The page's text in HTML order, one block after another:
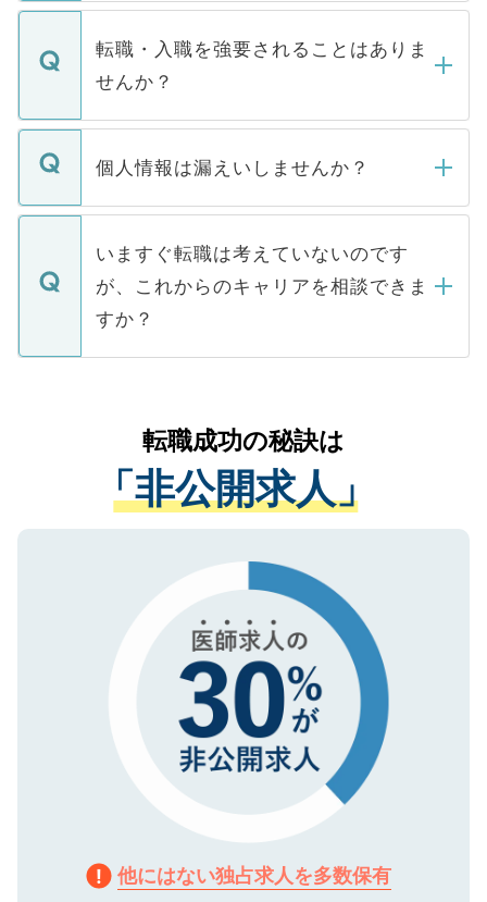
ます。通常、5営業日以内にはご連絡をせて
いただきますので、しばらくお待ちくださ
マイナビDOCTORで取り扱っている求人の
うち約3割は、Webサイトからご覧いただ
けない「非公開求人」です。非公開求人は
下記の理由によって、一般には公開してい
ません。
■応募殺到を避けるため 人気のある医療機
関を公にしてしまうと、応募が殺到する場
に、医療機関が求める条件に合った人材の
みを人材紹介会社に依頼するケースが増え
ています。
転職・入職を強要されることはありま
せんか？
転職・入職を強要することは一切ありませ
ん。また、仮に応募先から内定をいただい
定を承諾する必要はありません。内定先へ
の辞退の連絡はキャリアパートナーが行い
個人情報は漏えいしませんか？
個人情報が漏えいすることはありませんの
で、ご安心ください。当サイトからの登録
などで収集したご登録者様の個人情報は、
ご本人のキャリアアップおよび転職活動の
支援を目的に使用いたします。お預かりし
ているすべての個人データはご本人の許可
は、個人情報の取り扱いについての厳密な
管理基準を満たした事業者のみに付与され
る、プライバシーマークを取得済みです。
で、機密保持に関してもご安心ください。
いますぐ転職は考えていないのです
が、これからのキャリアを相談できま
すか？
かがいして、現在の医療機関の状況や紹介
経験をまじえながら、適切なアドバイスを
させていただきます。すぐにご転職をされ
ない方には、長期的なサポートが可能です
ので、まずはご登録ください。
転職成功の秘訣は
「非公開求人」
他にはない独占求人を多数保有